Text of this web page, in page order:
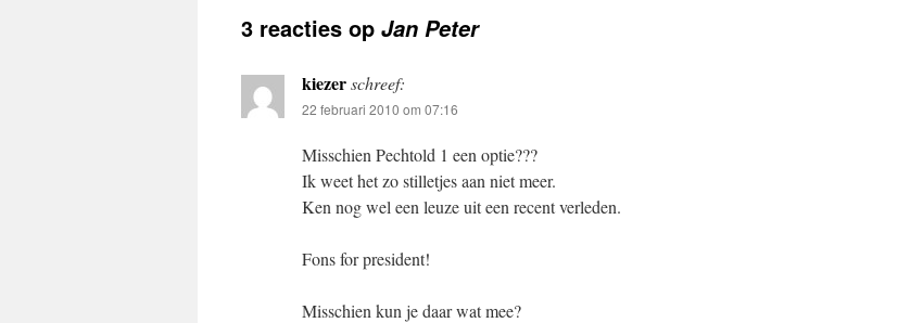
3 reacties op Jan Peter
kiezerschreef:
22 februari 2010 om 07:16
Misschien Pechtold 1 een optie???
Ik weet het zo stilletjes aan niet meer.
Ken nog wel een leuze uit een recent verleden.
Fons for president!
Misschien kun je daar wat mee?